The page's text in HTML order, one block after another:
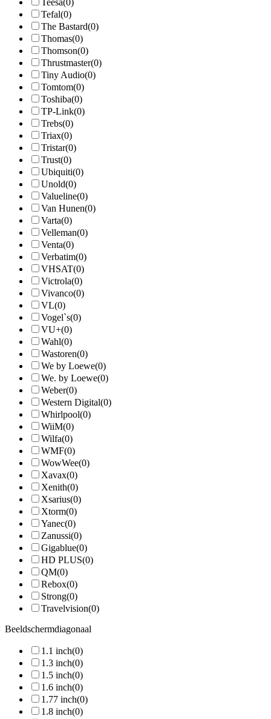
Tefal(0)
The Bastard(0)
Thomas(0)
Thomson(0)
Thrustmaster(0)
Tiny Audio(0)
Tomtom(0)
Toshiba(0)
TP-Link(0)
Trebs(0)
Triax(0)
Tristar(0)
Trust(0)
Ubiquiti(0)
Unold(0)
Valueline(0)
Van Hunen(0)
Varta(0)
Velleman(0)
Venta(0)
Verbatim(0)
VHSAT(0)
Victrola(0)
Vivanco(0)
VL(0)
Vogel`s(0)
VU+(0)
Wahl(0)
Wastoren(0)
We by Loewe(0)
We. by Loewe(0)
Weber(0)
Western Digital(0)
Whirlpool(0)
WiiM(0)
Wilfa(0)
WMF(0)
WowWee(0)
Xavax(0)
Xenith(0)
Xsarius(0)
Xtorm(0)
Yanec(0)
Zanussi(0)
Gigablue(0)
HD PLUS(0)
QM(0)
Rebox(0)
Strong(0)
Travelvision(0)
Beeldschermdiagonaal
1.1 inch(0)
1.3 inch(0)
1.5 inch(0)
1.6 inch(0)
1.77 inch(0)
1.8 inch(0)